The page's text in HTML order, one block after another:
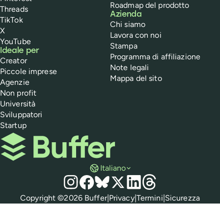
Threads
TikTok
X
YouTube
Ideale per
Creator
Piccole imprese
Agenzie
Non profit
Università
Sviluppatori
Startup
Roadmap del prodotto
Azienda
Chi siamo
Lavora con noi
Stampa
Programma di affiliazione
Note legali
Mappa del sito
Buffer
Italiano
Social media
Instagram
Facebook
Bluesky
X LinkedIn
Threads
Normative
Copyright ©2026Buffer|Privacy|Termini|Sicurezza